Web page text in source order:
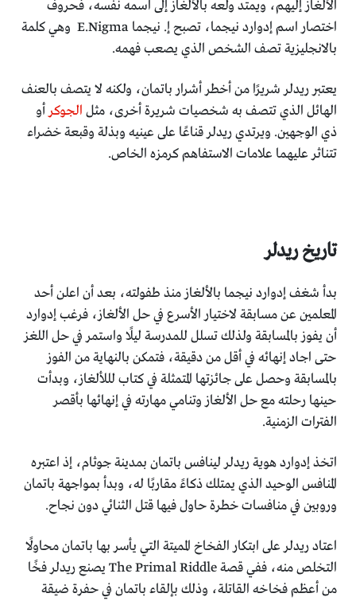
الألغاز إليهم، ويمتد ولعه بالألغاز إلى اسمه نفسه، فحروف
اختصار اسم إدوارد نيجما، تصبح إ. نيجما E.Nigma وهي كلمة
بالانجليزية تصف الشخص الذي يصعب فهمه.
يعتبر ريدلر شريرًا من أخطر أشرار باتمان، ولكنه لا يتصف بالعنف
الهائل الذي تتصف به شخصيات شريرة أخرى، مثل الجوكرأو
ذي الوجهين. ويرتدي ريدلر قناعًا على عينيه وبذلة وقبعة خضراء
تتناثر عليهما علامات الاستفاهم كرمزه الخاص.
تاريخ ريدلر
بدأ شغف إدوارد نيجما بالألغاز منذ طفولته، بعد أن اعلن أحد
المعلمين عن مسابقة لاختيار الأسرع في حل الألغاز، فرغب إدوارد
أن يفوز بالمسابقة ولذلك تسلل للمدرسة ليلًا واستمر في حل اللغز
حتى اجاد إنهائه في أقل من دقيقة، فتمكن بالنهاية من الفوز
بالمسابقة وحصل على جائزتها المتمثلة في كتاب لللألغاز، وبدأت
حينها رحلته مع حل الألغاز وتنامي مهارته في إنهائها بأقصر
الفترات الزمنية.
اتخذ إدوارد هوية ريدلر لينافس باتمان بمدينة جوثام، إذ اعتبره
المنافس الوحيد الذي يمتلك ذكاءً مقاربًا له، وبدأ بمواجهة باتمان
وروبين في منافسات خطرة حاول فيها قتل الثنائي دون نجاح.
اعتاد ريدلر على ابتكار الفخاخ المميتة التي يأسر بها باتمان محاولًا
التخلص منه، ففي قصة The Primal Riddle يصنع ريدلر فخًا
من أعظم فخاخه القاتلة، وذلك بإلقاء باتمان في حفرة ضيقة